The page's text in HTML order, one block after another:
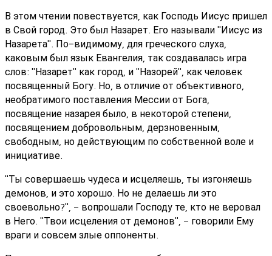
В этом чтении повествуется, как Господь Иисус пришел
в Свой город. Это был Назарет. Его называли "Иисус из
Назарета". По-видимому, для греческого слуха,
каковым был язык Евангелия, так создавалась игра
слов: "Назарет" как город, и "Назорей", как человек
посвященный Богу. Но, в отличие от объективного,
необратимого поставления Мессии от Бога,
посвящение назарея было, в некоторой степени,
посвящением добровольным, дерзновенным,
свободным, но действующим по собственной воле и
инициативе.
"Ты совершаешь чудеса и исцеляешь, ты изгоняешь
демонов, и это хорошо. Но не делаешь ли это
своевольно?", - вопрошали Господу те, кто не веровал
в Него. "Твои исцеления от демонов", - говорили Ему
враги и совсем злые оппоненты.